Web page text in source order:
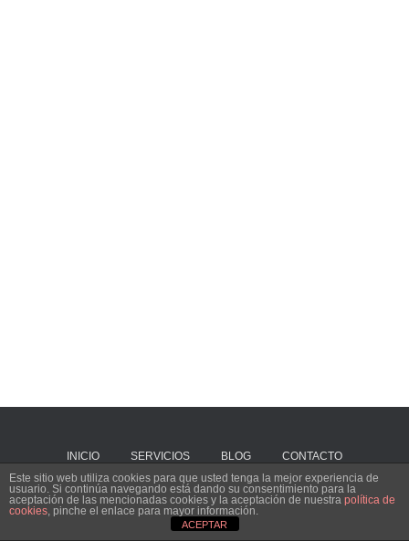
INICIO SERVICIOS BLOG CONTACTO
Hestia | Desarrollado porThemeIsle
Este sitio web utiliza cookies para que usted tenga la mejor experiencia de
usuario. Si continúa navegando está dando su consentimiento para la
aceptación de las mencionadas cookies y la aceptación de nuestra política de
cookies, pinche el enlace para mayor información.
ACEPTAR